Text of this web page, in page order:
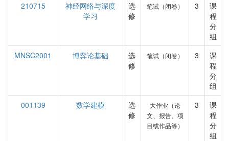
210715
神经网络与深度
学习
选
修
笔试（闭卷） 3
课
程
分
组
MNSC2001
博弈论基础
选
修
笔试（闭卷） 3
课
程
分
组
001139
数学建模
选
修
大作业（论
文、报告、项
目或作品等）
3
课
程
分
组